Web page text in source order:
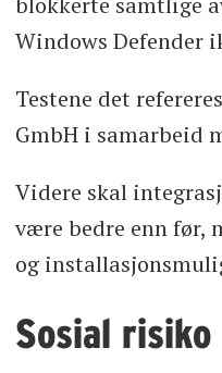
Windows Defender
Testene det
GmbH i samarbeid
Videre skal
være bedre enn før,
og
Sosial risiko